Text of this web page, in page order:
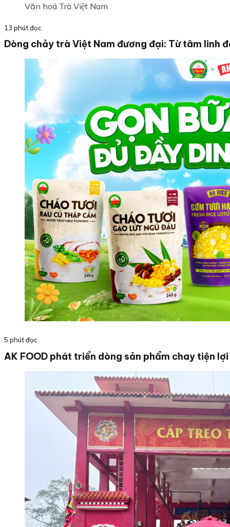
Văn hoá Trà Việt Nam
13 phút đọc
Dòng chảy trà Việt Nam đương đại: Từ tâm linh
5 phút đọc
AK FOOD phát triển dòng sản phẩm chay tiện